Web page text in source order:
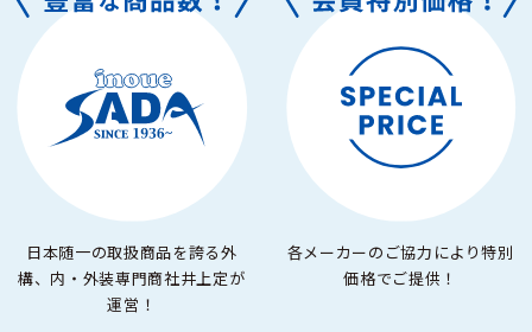
日本随一の取扱商品を誇る外
構、内・外装専門商社井上定が
運営！
各メーカーのご協力により特別
価格でご提供！